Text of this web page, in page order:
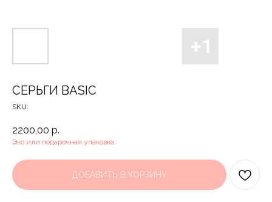
СЕРЬГИ BASIC
SKU:
2200,00 р.
Эко или подарочная упаковка
ДОБАВИТЬ В КОРЗИНУ